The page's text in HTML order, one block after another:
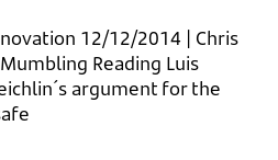
12/12/2014 | Chris
Reading Luis
argument for the